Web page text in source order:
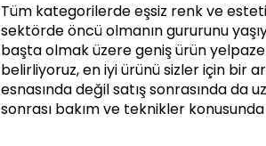
Tüm kategorilerde eşsiz renk ve
sektörde öncü olmanın gururunu
başta olmak üzere geniş ürün
belirliyoruz, en iyi ürünü sizler için bir
esnasında değil satış sonrasında da
sonrası bakım ve teknikler